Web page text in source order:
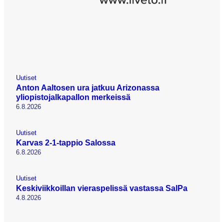
Uutiset
Anton Aaltosen ura jatkuu Arizonassa
yliopistojalkapallon merkeissä
6.8.2026
Uutiset
Karvas 2-1-tappio Salossa
6.8.2026
Uutiset
Keskiviikkoillan vieraspelissä vastassa SalPa
4.8.2026